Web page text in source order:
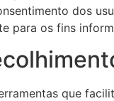
dos
para os fins
que